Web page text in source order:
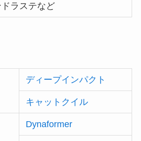
ラステなど
ディープインパクト
キャットクイル
Dynaformer